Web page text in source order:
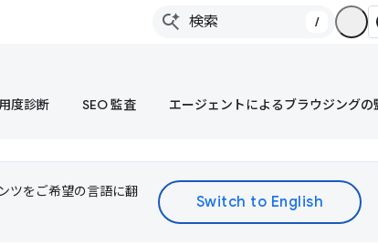
/
度診断 SEO 監査 エージェントによるブラウジングの
ツをご希望の言語に翻